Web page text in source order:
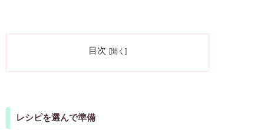
目次
レシピを選んで準備